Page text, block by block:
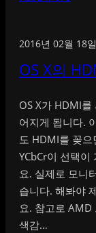
2016년 02월 18일
OS X의
OS X가 HDMI
어지게 됩니다.
도 HDMI를 꽂으
YCbCr이 선택이
요. 실제로 모니
습니다. 해봐야
요. 참고로 AMD
색감…